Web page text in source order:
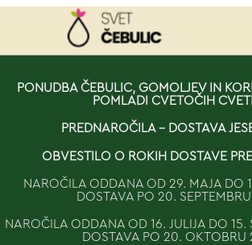
PONUDBA ČEBULIC, GOMOLJEV IN
POMLADI CVETOČIH
PREDNAROČILA - DOSTAVA
OBVESTILO O ROKIH DOSTAVE
NAROČILA ODDANA OD 29. MAJA DO
DOSTAVA PO 20.
NAROČILA ODDANA OD 16. JULIJA DO 15.
DOSTAVA PO 20. OKTOBRU